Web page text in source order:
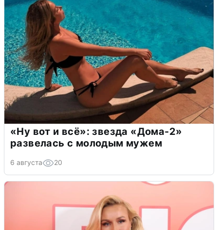
«Ну вот и всё»: звезда «Дома-2»
развелась с молодым мужем
6 августа 20